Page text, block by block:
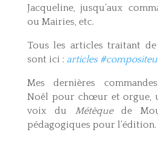
Jacqueline, jusqu’aux
ou Mairies, etc.
Tous les articles traitant
sont ici : articles
Mes dernières
Noël pour chœur et orgue,
voix du Métèquede
pédagogiques pour l’édition.